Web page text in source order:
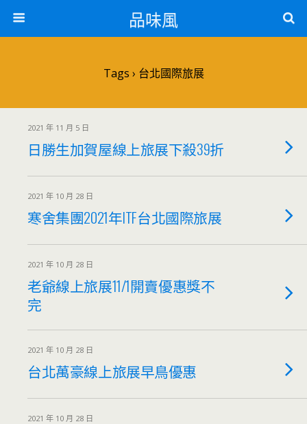
品味風
Tags › 台北國際旅展
2021 年 11 月 5 日
日勝生加賀屋線上旅展下殺39折
2021 年 10 月 28 日
寒舍集團2021年ITF台北國際旅展
2021 年 10 月 28 日
老爺線上旅展11/1開賣優惠獎不
完
2021 年 10 月 28 日
台北萬豪線上旅展早鳥優惠
2021 年 10 月 28 日